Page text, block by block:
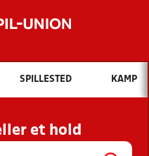
Hvad vil du søge efter?
OG NYHEDER
KLUBBER OG
SPILLESTED KAMP
et hold